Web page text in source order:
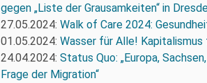
gegen „Liste der Grausamkeiten“ in
27.05.2024: Walk of Care 2024:
01.05.2024: Wasser für Alle!
24.04.2024: Status Quo: „Europa,
Frage der Migration“